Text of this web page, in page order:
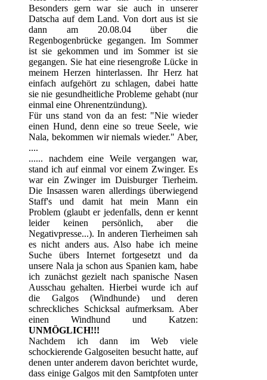
Besonders gern war sie auch in unserer
Datscha auf dem Land. Von dort aus ist sie
dann am 20.08.04 über die
Regenbogenbrücke gegangen. Im Sommer
ist sie gekommen und im Sommer ist sie
gegangen. Sie hat eine riesengroße Lücke in
meinem Herzen hinterlassen. Ihr Herz hat
einfach aufgehört zu schlagen, dabei hatte
sie nie gesundheitliche Probleme gehabt (nur
einmal eine Ohrenentzündung).
Für uns stand von da an fest: "Nie wieder
einen Hund, denn eine so treue Seele, wie
Nala, bekommen wir niemals wieder." Aber,
....
...... nachdem eine Weile vergangen war,
stand ich auf einmal vor einem Zwinger. Es
war ein Zwinger im Duisburger Tierheim.
Die Insassen waren allerdings überwiegend
Staff's und damit hat mein Mann ein
Problem (glaubt er jedenfalls, denn er kennt
leider keinen persönlich, aber die
Negativpresse...). In anderen Tierheimen sah
es nicht anders aus. Also habe ich meine
Suche übers Internet fortgesetzt und da
unsere Nala ja schon aus Spanien kam, habe
ich zunächst gezielt nach spanische Nasen
Ausschau gehalten. Hierbei wurde ich auf
die Galgos (Windhunde) und deren
schreckliches Schicksal aufmerksam. Aber
einen Windhund und Katzen:
UNMÖGLICH!!!
Nachdem ich dann im Web viele
schockierende Galgoseiten besucht hatte, auf
denen unter anderem davon berichtet wurde,
dass einige Galgos mit den Samtpfoten unter